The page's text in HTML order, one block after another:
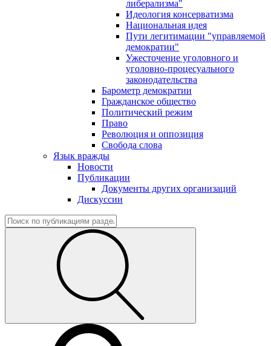
либерализма"
Идеология консерватизма
Национальная идея
Пути легитимации "управляемой
демократии"
Ужесточение уголовного и
уголовно-процесуального
законодательства
Барометр демократии
Гражданское общество
Политический режим
Право
Революция и оппозиция
Свобода слова
Язык вражды
Новости
Публикации
Документы других организаций
Дискуссии